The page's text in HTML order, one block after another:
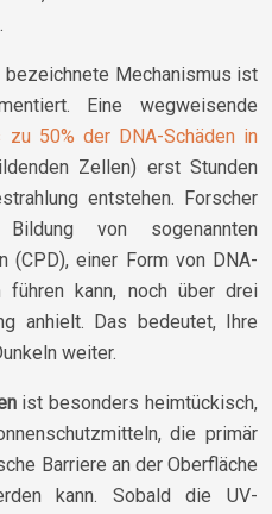
bezeichnete Mechanismus ist
Eine wegweisende
zu 50% der DNA-Schäden in
Zellen) erst Stunden
entstehen. Forscher
von sogenannten
(CPD), einer Form von DNA-
führen kann, noch über drei
anhielt. Das bedeutet, Ihre
weiter.
ist besonders heimtückisch,
die primär
Barriere an der Oberfläche
kann. Sobald die UV-